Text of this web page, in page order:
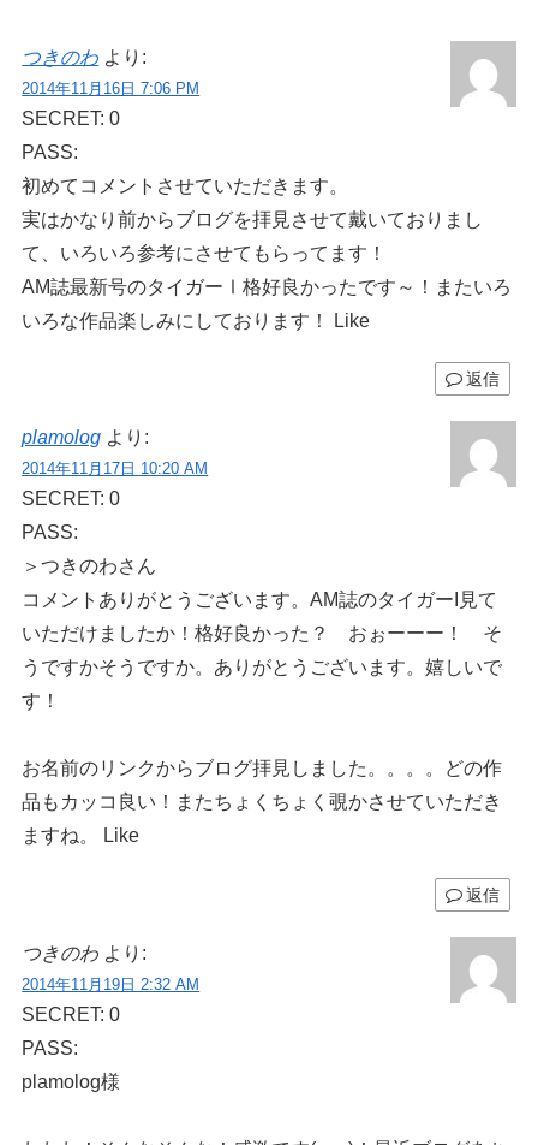
つきのわ より:
2014年11月16日 7:06 PM
SECRET: 0
PASS:
初めてコメントさせていただきます。
実はかなり前からブログを拝見させて戴いておりまし
て、いろいろ参考にさせてもらってます！
AM誌最新号のタイガーⅠ格好良かったです～！またいろ
いろな作品楽しみにしております！ Like
返信
plamolog より:
2014年11月17日 10:20 AM
SECRET: 0
PASS:
＞つきのわさん
コメントありがとうございます。AM誌のタイガーI見て
いただけましたか！格好良かった？ おぉーーー！ そ
うですかそうですか。ありがとうございます。嬉しいで
す！
お名前のリンクからブログ拝見しました。。。。どの作
品もカッコ良い！またちょくちょく覗かさせていただき
ますね。 Like
返信
つきのわ より:
2014年11月19日 2:32 AM
SECRET: 0
PASS:
plamolog様